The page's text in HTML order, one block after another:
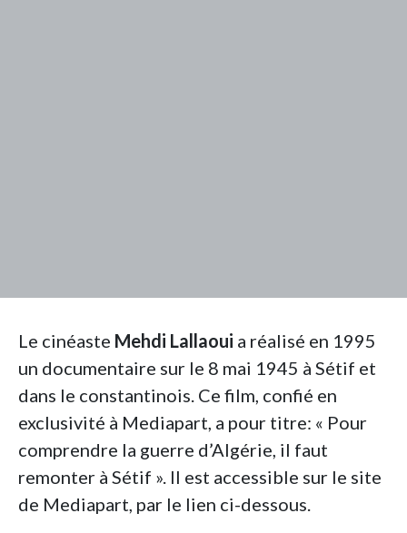
Le cinéaste Mehdi Lallaoui a réalisé en 1995
un documentaire sur le 8 mai 1945 à Sétif et
dans le constantinois. Ce film, confié en
exclusivité à Mediapart, a pour titre: « Pour
comprendre la guerre d’Algérie, il faut
remonter à Sétif ». Il est accessible sur le site
de Mediapart, par le lien ci-dessous.